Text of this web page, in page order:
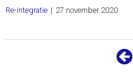
Re-integratie | 27 november 2020